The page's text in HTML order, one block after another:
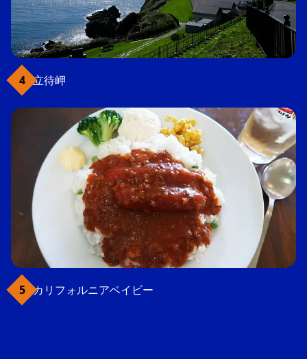
立待岬
カリフォルニアベイビー